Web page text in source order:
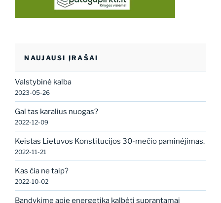
NAUJAUSI ĮRAŠAI
Valstybinė kalba
2023-05-26
Gal tas karalius nuogas?
2022-12-09
Keistas Lietuvos Konstitucijos 30-mečio paminėjimas.
2022-11-21
Kas čia ne taip?
2022-10-02
Bandykime apie energetiką kalbėti suprantamai